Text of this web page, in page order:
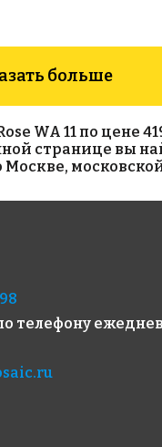
больше
11 по цене
странице вы
телефону